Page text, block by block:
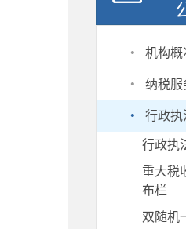
· 机构概
· 纳税服
· 行政执
行政执
重大税
布栏
双随机